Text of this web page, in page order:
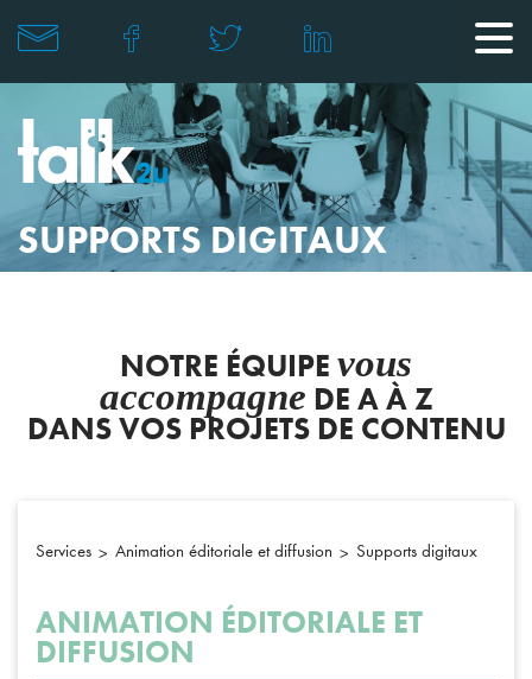
SUPPORTS DIGITAUX
NOTRE ÉQUIPE vous
accompagne DE A À Z
DANS VOS PROJETS DE CONTENU
Services Animation éditoriale et diffusion Supports digitaux
ANIMATION ÉDITORIALE ET
DIFFUSION